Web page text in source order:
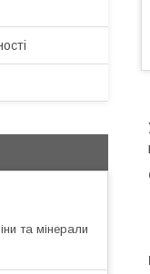
та мінерали